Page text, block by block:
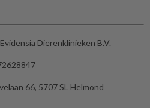
Evidensia Dierenklinieken B.V.
66, 5707 SL Helmond